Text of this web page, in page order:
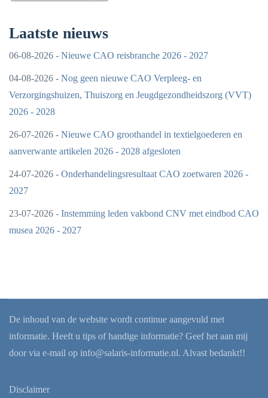
Laatste nieuws
06-08-2026 - Nieuwe CAO reisbranche 2026 - 2027
04-08-2026 - Nog geen nieuwe CAO Verpleeg- en
Verzorgingshuizen, Thuiszorg en Jeugdgezondheidszorg (VVT)
2026 - 2028
26-07-2026 - Nieuwe CAO groothandel in textielgoederen en
aanverwante artikelen 2026 - 2028 afgesloten
24-07-2026 - Onderhandelingsresultaat CAO zoetwaren 2026 -
2027
23-07-2026 - Instemming leden vakbond CNV met eindbod CAO
musea 2026 - 2027
De inhoud van de website wordt continue aangevuld met
informatie. Heeft u tips of handige informatie? Geef het aan mij
door via e-mail op info@salaris-informatie.nl. Alvast bedankt!!
Disclaimer